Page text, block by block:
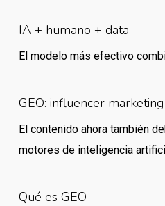
IA + humano + data
El modelo más efectivo
GEO: influencer
El contenido ahora también
motores de inteligencia
Qué es GEO